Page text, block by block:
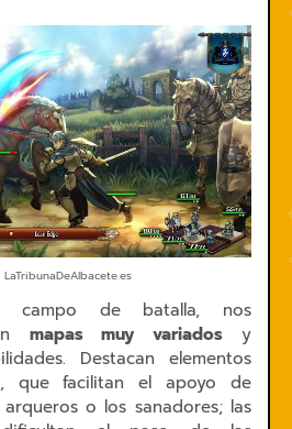
LaTribunaDeAlbacete.es
de batalla, nos
mapas muy variadosy
Destacan elementos
que facilitan el apoyo de
o los sanadores; las